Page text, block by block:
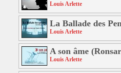
Louis Arlette
La Ballade des
Louis Arlette
A son âme
Louis Arlette